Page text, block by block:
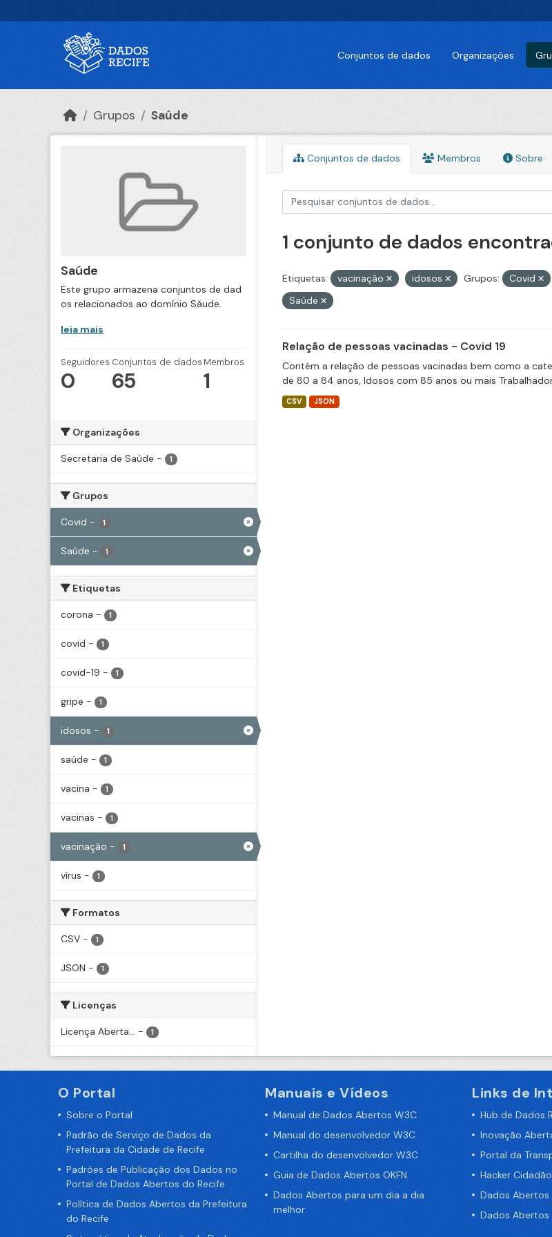
Conjuntos de dados Organizações
Grupos Saúde
Saúde
Este grupo armazena conjuntos de dad
os relacionados ao domínio Sáude.
leia mais
Seguidores
0
Conjuntos de dados
65
Membros
1
Organizações
Secretaria de Saúde - 1
Grupos
Covid - 1
Saúde - 1
Etiquetas
corona - 1
covid - 1
covid-19 - 1
gripe - 1
idosos - 1
saúde - 1
vacina - 1
vacinas - 1
vacinação - 1
vírus - 1
Formatos
CSV - 1
JSON - 1
Licenças
Licença Aberta... - 1
Conjuntos de dados Membros Sobre
1 conjunto de dados
Etiquetas: vacinação idosos Grupos:
Covid
Saúde
Relação de pessoas vacinadas - Covid 19
Contém a relação de pessoas vacinadas bem como a
de 80 a 84 anos, Idosos com 85 anos ou mais
CSV JSON
O Portal
Sobre o Portal
Padrão de Serviço de Dados da
Prefeitura da Cidade de Recife
Padrões de Publicação dos Dados no
Portal de Dados Abertos do Recife
Política de Dados Abertos da Prefeitura
do Recife
Manuais e Vídeos
Manual de Dados Abertos W3C
Manual do desenvolvedor W3C
Cartilha do desenvolvedor W3C
Guia de Dados Abertos OKFN
Dados Abertos para um dia a dia
melhor
Links de
Hub de Dados
Inovação
Portal da
Hacker
Dados Abertos
Dados Abertos